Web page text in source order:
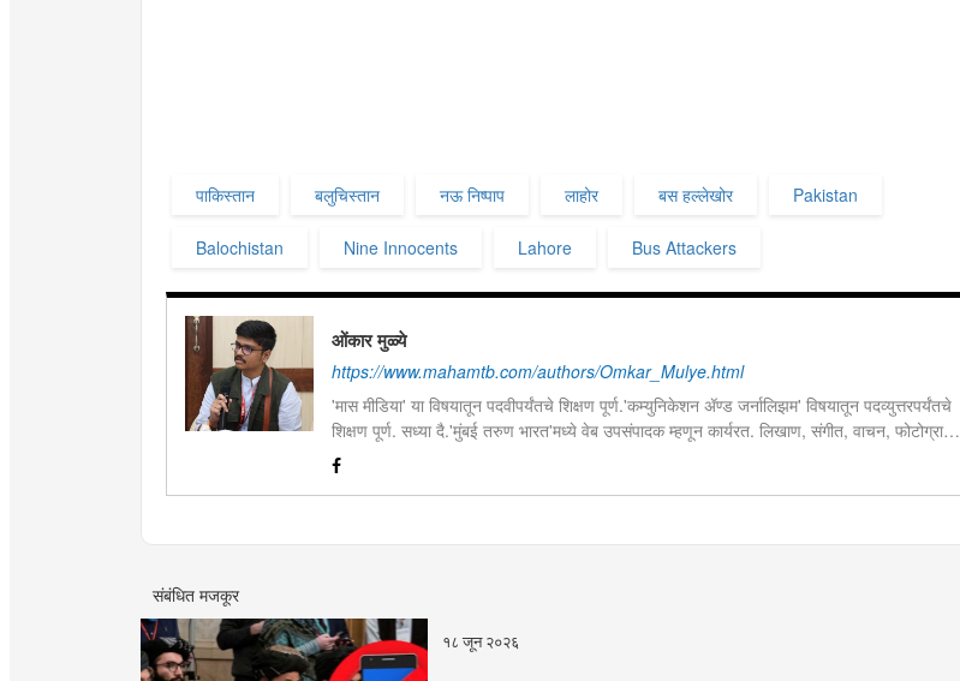
पाकिस्तान बलुचिस्तान नऊ निष्पाप लाहोर बस हल्लेखोर Pakistan
Balochistan Nine Innocents Lahore Bus Attackers
ओंकार मुळ्ये
https://www.mahamtb.com/authors/Omkar_Mulye.html
'मास मीडिया' या विषयातून पदवीपर्यंतचे शिक्षण पूर्ण.'कम्युनिकेशन ॲण्ड जर्नालिझम' विषयातून पदव्युत्तरपर्यंतचे
शिक्षण पूर्ण. सध्या दै.'मुंबई तरुण भारत'मध्ये वेब उपसंपादक म्हणून कार्यरत. लिखाण, संगीत, वाचन, फोटोग्राफी,
इ.ची आवड.लिवोग्राफी भाषाशैलीत विशेष प्रावीण्य.बालपणापासून रा.स्व.संघाचा स्वयंसेवक
संबंधित मजकूर
१८ जून २०२६